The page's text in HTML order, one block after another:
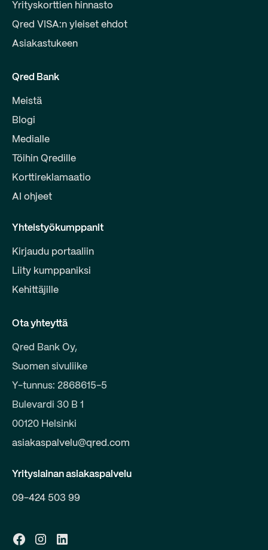
Yrityskorttien hinnasto
Qred VISA:n yleiset ehdot
Asiakastukeen
Qred Bank
Meistä
Blogi
Medialle
Töihin Qredille
Korttireklamaatio
AI ohjeet
Yhteistyökumppanit
Kirjaudu portaaliin
Liity kumppaniksi
Kehittäjille
Ota yhteyttä
Qred Bank Oy,
Suomen sivuliike
Y-tunnus: 2868615-5
Bulevardi 30 B 1
00120 Helsinki
asiakaspalvelu@qred.com
Yrityslainan asiakaspalvelu
09-424 503 99